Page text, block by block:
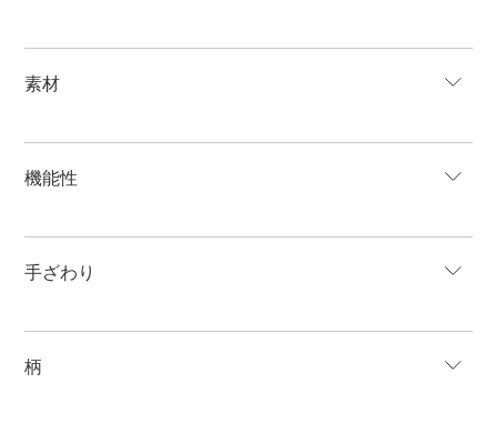
素材
機能性
手ざわり
柄